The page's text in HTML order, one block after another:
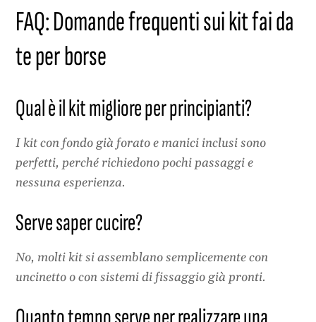
FAQ: Domande frequenti sui kit fai da
te per borse
Qual è il kit migliore per principianti?
I kit con fondo già forato e manici inclusi sono
perfetti, perché richiedono pochi passaggi e
nessuna esperienza.
Serve saper cucire?
No, molti kit si assemblano semplicemente con
uncinetto o con sistemi di fissaggio già pronti.